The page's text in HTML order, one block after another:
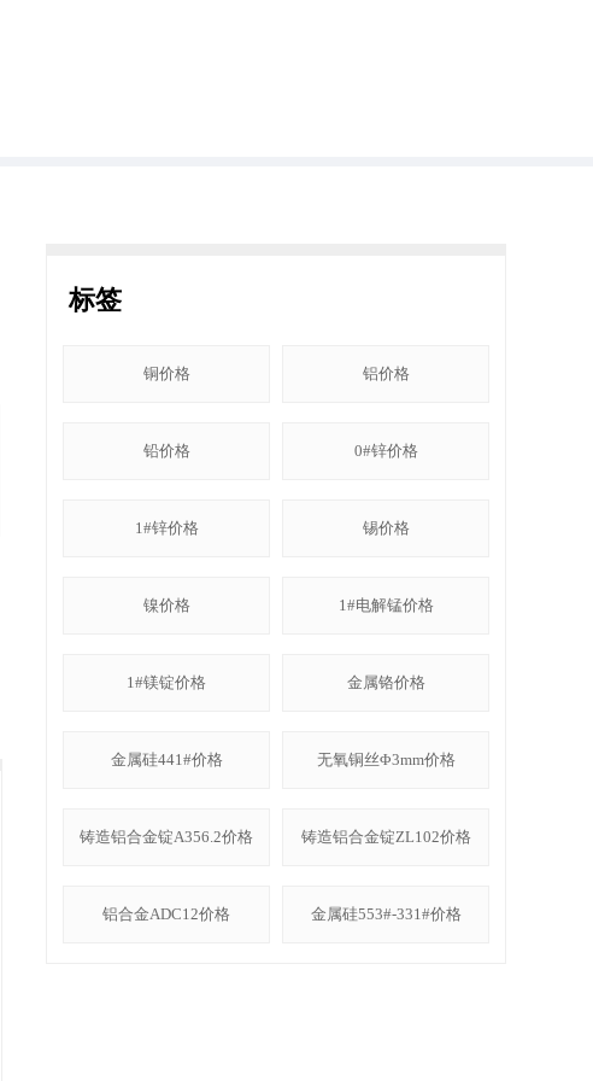
标签
铜价格 铝价格
铅价格 0#锌价格
1#锌价格 锡价格
镍价格 1#电解锰价格
1#镁锭价格 金属铬价格
金属硅441#价格 无氧铜丝Φ3mm价格
铸造铝合金锭A356.2价格 铸造铝合金锭ZL102价格
铝合金ADC12价格 金属硅553#-331#价格